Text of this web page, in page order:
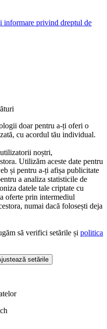
informare privind dreptul de
doar pentru a-ți oferi o
cu acordul tău individual.
noștri,
Utilizăm aceste date pentru
și pentru a-ți afișa publicitate
a analiza statisticile de
datele tale criptate cu
oferte prin intermediul
numai dacă folosești deja
să verifici setările și politica
setările